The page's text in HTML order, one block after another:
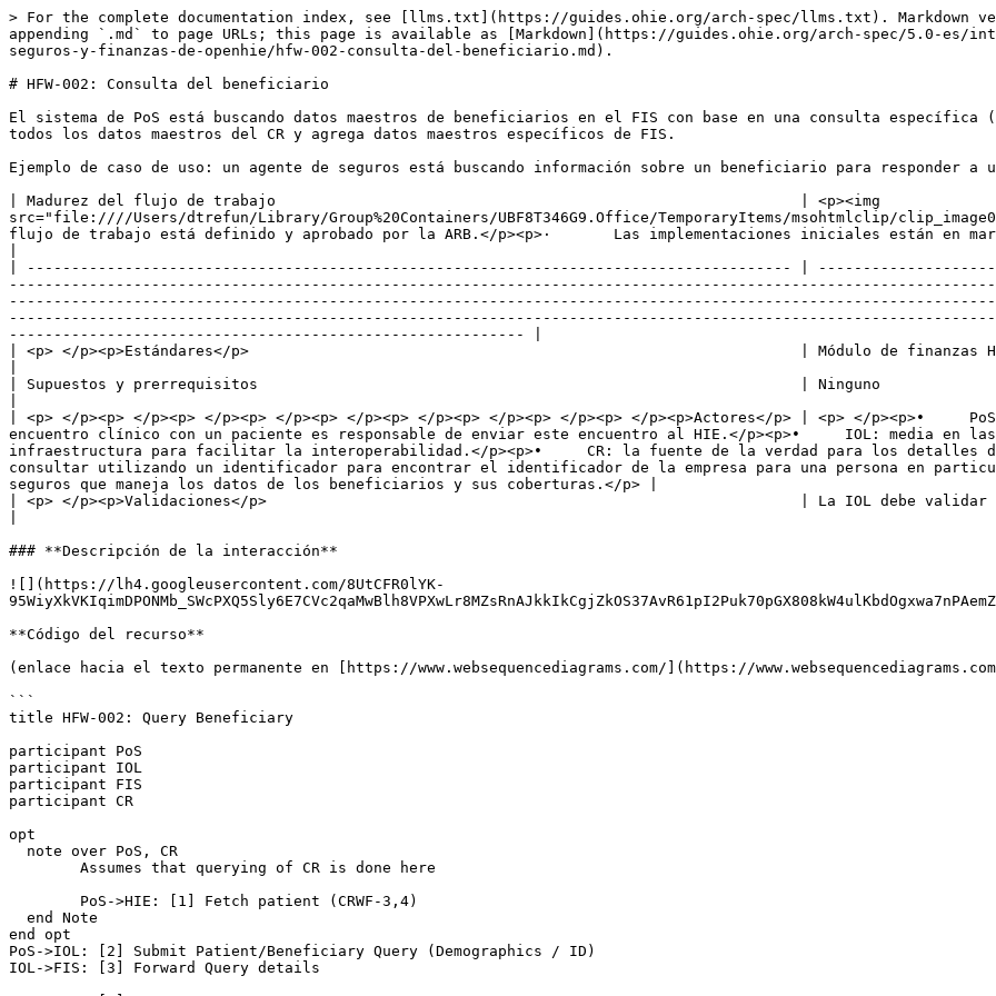
> For the complete documentation index, see [llms.txt](https://guides.ohie.org/arch-spec/llms.txt). Markdown
appending `.md` to page URLs; this page is available as [Markdown](https://guides.ohie.org/arch-spec/5.0-
seguros-y-finanzas-de-openhie/hfw-002-consulta-del-beneficiario.md).
# HFW-002: Consulta del beneficiario
El sistema de PoS está buscando datos maestros de beneficiarios en el FIS con base en una consulta
todos los datos maestros del CR y agrega datos maestros específicos de FIS.
Ejemplo de caso de uso: un agente de seguros está buscando información sobre un beneficiario para responder a
| Madurez del flujo de trabajo                                                           | <p><img
src="file:////Users/dtrefun/Library/Group%20Containers/UBF8T346G9.Office/TemporaryItems/msohtmlclip/
flujo de trabajo está definido y aprobado por la ARB.</p><p>·       Las implementaciones iniciales están en
| -------------------------------------------------------------------------------------- |
---------------------------------------------------------- |
| <p> </p><p>Estándares</p>                                                              | Módulo de finanzas HL7
| Supuestos y prerrequisitos                                                             | Ninguno
| <p> </p><p> </p><p> </p><p> </p><p> </p><p> </p><p> </p><p> </p><p> </p><p>Actores</p> | <p> </p><p>•
encuentro clínico con un paciente es responsable de enviar este encuentro al HIE.</p><p>•     IOL: media en
infraestructura para facilitar la interoperabilidad.</p><p>•     CR: la fuente de la verdad para los detalles
consultar utilizando un identificador para encontrar el identificador de la empresa para una persona en
seguros que maneja los datos de los beneficiarios y sus coberturas.</p> |
| <p> </p><p>Validaciones</p>                                                            | La IOL debe validar los
### **Descripción de la interacción**
![](https://lh4.googleusercontent.com/8UtCFR0lYK-
**Código del recurso**
(enlace hacia el texto permanente en [https://www.websequencediagrams.com/](https://
```
title HFW-002: Query Beneficiary
participant PoS
participant IOL
participant FIS
participant CR
opt
end opt
PoS->IOL: [2] Submit Patient/Beneficiary Query (Demographics / ID)
IOL->FIS: [3] Forward Query details